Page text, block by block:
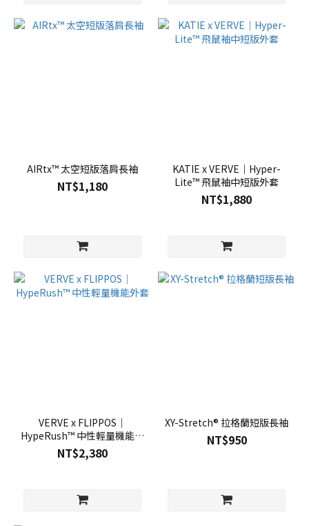
AIRtx™ 太空短版落肩長袖
NT$1,180
KATIE x VERVE｜Hyper-
Lite™ 飛鼠袖中短版外套
NT$1,880
VERVE x FLIPPOS｜
HypeRush™ 中性輕量機能外
套
NT$2,380
XY-Stretch® 拉格蘭短版長袖
NT$950